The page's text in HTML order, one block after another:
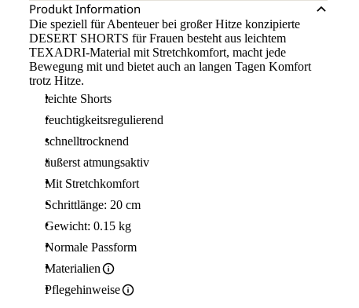
Produkt Information
Die speziell für Abenteuer bei großer Hitze konzipierte
DESERT SHORTS für Frauen besteht aus leichtem
TEXADRI-Material mit Stretchkomfort, macht jede
Bewegung mit und bietet auch an langen Tagen Komfort
trotz Hitze.
leichte Shorts
feuchtigkeitsregulierend
schnelltrocknend
äußerst atmungsaktiv
Mit Stretchkomfort
Schrittlänge: 20 cm
Gewicht: 0.15 kg
Normale Passform
Materialien
Pflegehinweise